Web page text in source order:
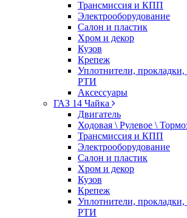
Трансмиссия и КПП
Электрооборудование
Салон и пластик
Хром и декор
Кузов
Крепеж
Уплотнители,
РТИ
Аксессуары
ГАЗ 14 Чайка
Двигатель
Ходовая \ Рулевое \
Трансмиссия и КПП
Электрооборудование
Салон и пластик
Хром и декор
Кузов
Крепеж
Уплотнители,
РТИ